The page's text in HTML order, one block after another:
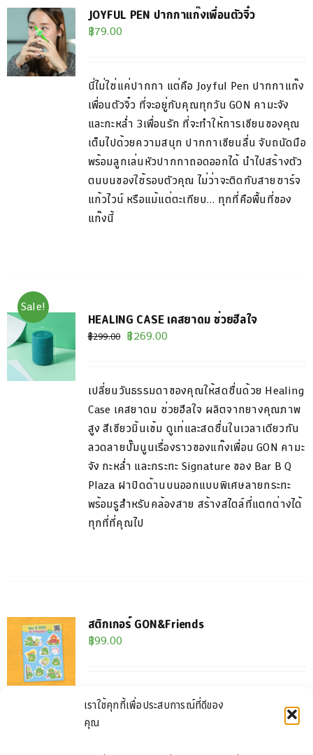
เราใช้คุกกี้เพื่อประสบการณ์ที่ดีของ
คุณ
JOYFUL PEN ปากกาแก๊งเพื่อนตัวจิ๋ว
฿79.00
นี่ไม่ใช่แค่ปากกา แต่คือ Joyful Pen ปากกาแก๊ง
เพื่อนตัวจิ๋ว ที่จะอยู่กับคุณทุกวัน GON คามะจัง
และกะหล่ำ 3เพื่อนรัก ที่จะทำให้การเขียนของคุณ
เต็มไปด้วยความสนุก ปากกาเขียนลื่น จับถนัดมือ
พร้อมลูกเล่นหัวปากกาถอดออกได้ นำไปสร้างตัว
ตนบนของใช้รอบตัวคุณ ไม่ว่าจะติดกับสายชาร์จ
แก้วไวน์ หรือแม้แต่ตะเกียบ… ทุกที่คือพื้นที่ของ
แก๊งนี้
Sale!
HEALING CASE เคสยาดม ช่วยฮีลใจ
฿299.00 Original
฿299.00.
฿269.00Current
฿269.00.
เปลี่ยนวันธรรมดาของคุณให้สดชื่นด้วย Healing
Case เคสยาดม ช่วยฮีลใจ ผลิตจากยางคุณภาพ
สูง สีเขียวมิ้นเข้ม ดูเท่และสดชื่นในเวลาเดียวกัน
ลวดลายปั๊มนูนเรื่องราวของแก๊งเพื่อน GON คามะ
จัง กะหล่ำ และกระทะ Signature ของ Bar B Q
Plaza ฝาปิดด้านบนออกแบบพิเศษลายกระทะ
พร้อมรูสำหรับคล้องสาย สร้างสไตล์ที่แตกต่างได้
ทุกที่ที่คุณไป
สติกเกอร์ GON&Friends
฿99.00
สติกเกอร์ GON&Friends ดีไซน์สุดคิ้วท์ แปะตรง
ไหนก็สดใส จะโน้ตบุ๊ก โทรศัพท์ หรือของใช้ชิ้น
โปรด ก็พร้อมเติมความสุขเล็ก ๆ ให้ทุกวันของ